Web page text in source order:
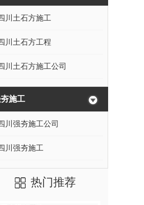
川土石方施工
川土石方工程
川土石方施工公司
施工
川强夯施工公司
川强夯施工
热门推荐